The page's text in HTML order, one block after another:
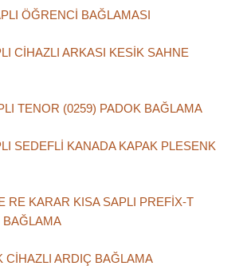
ÖĞRENCİ BAĞLAMASI
CİHAZLI ARKASI KESİK SAHNE
TENOR (0259) PADOK BAĞLAMA
SEDEFLİ KANADA KAPAK PLESENK
RE KARAR KISA SAPLI PREFİX-T
CİHAZLI ARDIÇ BAĞLAMA